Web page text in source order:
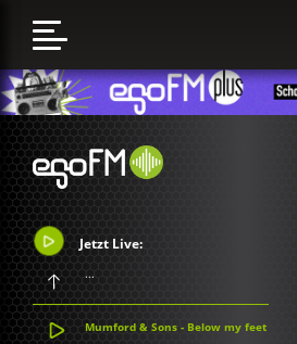
Jetzt Live:
...
Mumford & Sons - Below my feet